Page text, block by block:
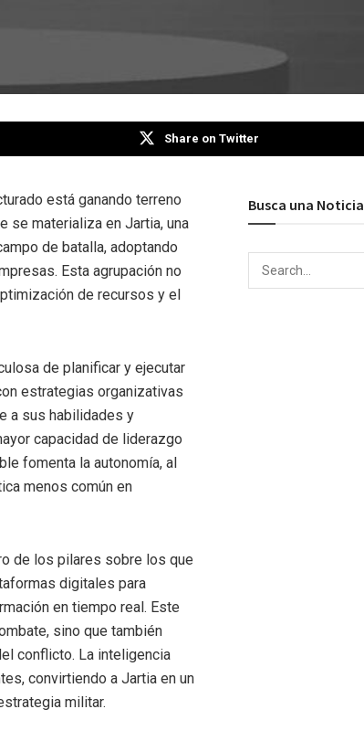
Share on Twitter
está ganando terreno
se materializa en Jartia, una
de batalla, adoptando
Esta agrupación no
de recursos y el
de planificar y ejecutar
estrategias organizativas
a sus habilidades y
capacidad de liderazgo
fomenta la autonomía, al
menos común en
de los pilares sobre los que
digitales para
en tiempo real. Este
sino que también
conflicto. La inteligencia
convirtiendo a Jartia en un
militar.
Busca una Noticia